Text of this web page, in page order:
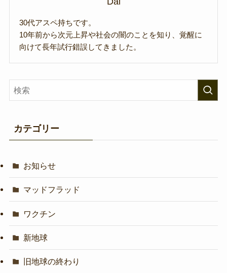
30代アスペ持ちです。
10年前から次元上昇や社会の闇のことを知り、覚醒に
向けて長年試行錯誤してきました。
カテゴリー
お知らせ
マッドフラッド
ワクチン
新地球
旧地球の終わり